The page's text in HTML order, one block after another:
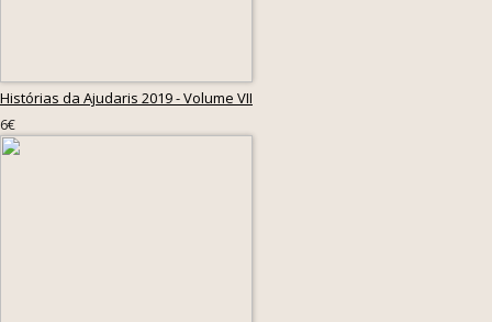
Histórias da Ajudaris 2019 - Volume VII
6€